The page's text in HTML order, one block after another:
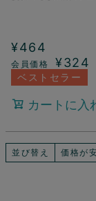
¥464
¥324
ベストセラー
カートに入
並び替え 価格が